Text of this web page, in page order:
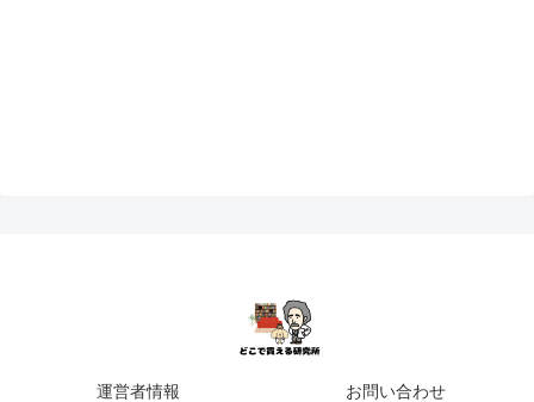
運営者情報 お問い合わせ